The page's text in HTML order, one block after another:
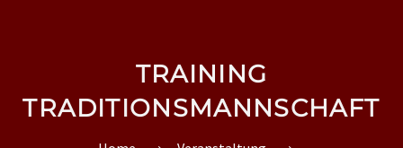
TRAINING
TRADITIONSMANNSCHAFT